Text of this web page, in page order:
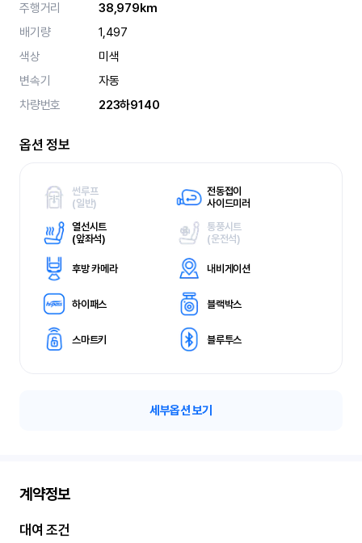
주행거리
38,979km
배기량
1,497
색상
미색
변속기
자동
차량번호
223하9140
옵션 정보
썬루프
(일반)
전동접이
사이드미러
열선시트
(앞좌석)
통풍시트
(운전석)
후방 카메라 내비게이션
하이패스 블랙박스
스마트키 블루투스
세부옵션 보기
계약정보
대여 조건